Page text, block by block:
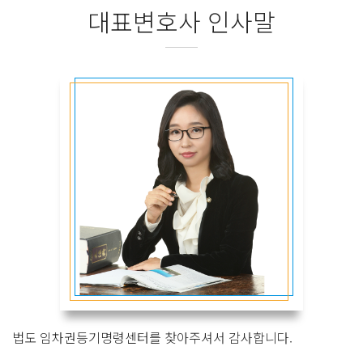
대표변호사 인사말
법도 임차권등기명령센터를 찾아주셔서 감사합니다.